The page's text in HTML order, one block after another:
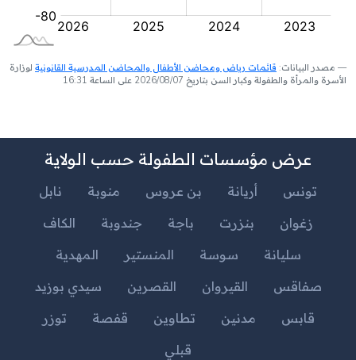
مصدر البيانات: قائمات رياض ومحاضن الأطفال والمحاضن المدرسية القانونية لوزارة
الأسرة والمرأة والطفولة وكبار السن بتاريخ 2026/08/07 على الساعة 16:31
عرض مؤسسات الطفولة حسب الولاية
تونس أريانة بن عروس منوبة
نابل
زغوان
بنزرت باجة جندوبة
الكاف
سليانة
سوسة المنستير
المهدية
صفاقس
القيروان القصرين
سيدي بوزيد
قابس
مدنين تطاوين قفصة
توزر
قبلي